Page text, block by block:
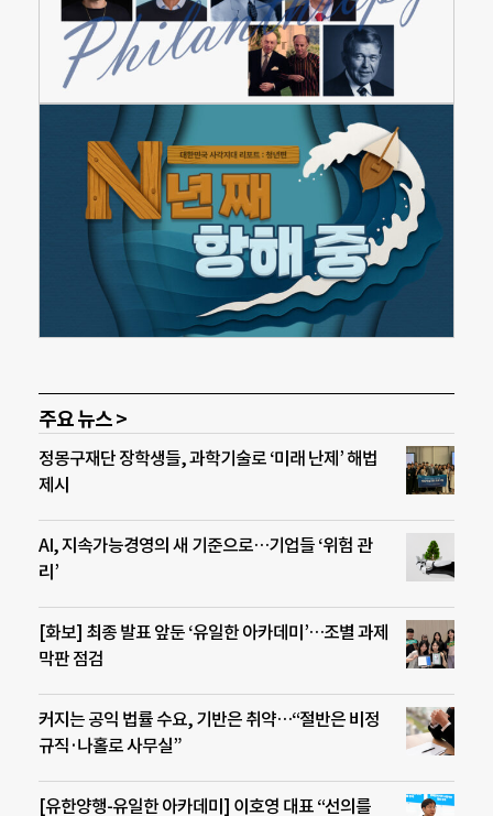
주요 뉴스 >
정몽구재단 장학생들, 과학기술로 ‘미래 난제’ 해법
제시
AI, 지속가능경영의 새 기준으로…기업들 ‘위험 관
리’
[화보] 최종 발표 앞둔 ‘유일한 아카데미’…조별 과제
막판 점검
커지는 공익 법률 수요, 기반은 취약…“절반은 비정
규직·나홀로 사무실”
[유한양행-유일한 아카데미] 이호영 대표 “선의를